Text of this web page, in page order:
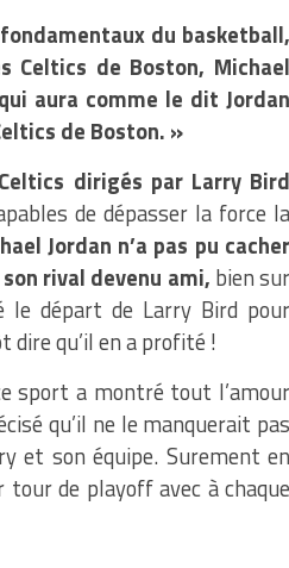
du basketball,
Celtics de Boston, Michael
aura comme le dit Jordan
de Boston. »
dirigés par Larry Bird
de dépasser la force la
Jordan n’a pas pu cacher
rival devenu ami, bien sur
le départ de Larry Bird pour
qu’il en a profité !
sport a montré tout l’amour
qu’il ne le manquerait pas
et son équipe. Surement en
tour de playoff avec à chaque